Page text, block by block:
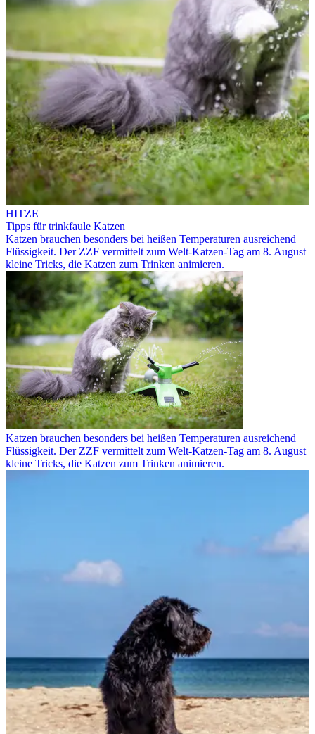
HITZE
Tipps für trinkfaule Katzen
Katzen brauchen besonders bei heißen Temperaturen ausreichend
Flüssigkeit. Der ZZF vermittelt zum Welt-Katzen-Tag am 8. August
kleine Tricks, die Katzen zum Trinken animieren.
Katzen brauchen besonders bei heißen Temperaturen ausreichend
Flüssigkeit. Der ZZF vermittelt zum Welt-Katzen-Tag am 8. August
kleine Tricks, die Katzen zum Trinken animieren.